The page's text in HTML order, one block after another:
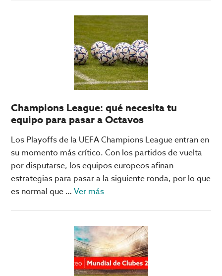
razones
para
elegir
Big
Bola
Online
casino
favorito
Champions League: qué necesita tu
equipo para pasar a Octavos
Los Playoffs de la UEFA Champions League entran en
su momento más crítico. Con los partidos de vuelta
por disputarse, los equipos europeos afinan
estrategias para pasar a la siguiente ronda, por lo que
es normal que …Ver másacerca
League:
qué
necesita
tu